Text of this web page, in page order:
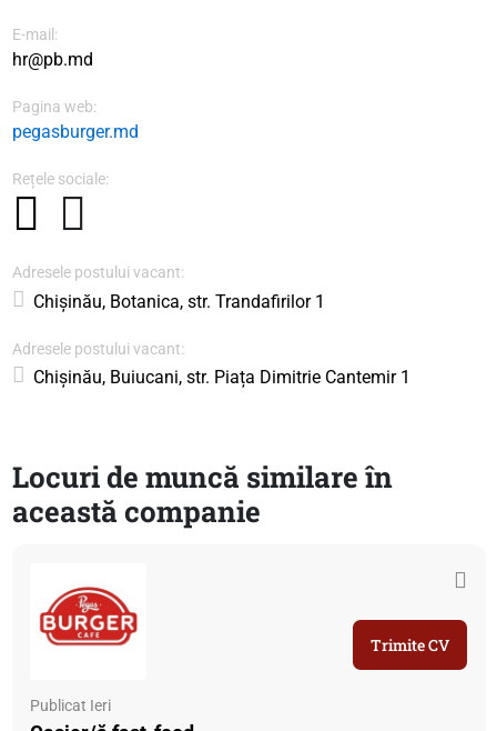
E-mail:
hr@pb.md
Pagina web:
pegasburger.md
Rețele sociale:
Adresele postului vacant:
Chișinău, Botanica, str. Trandafirilor 1
Adresele postului vacant:
Chișinău, Buiucani, str. Piața Dimitrie Cantemir 1
Locuri de muncă similare în
această companie
Publicat Ieri
Trimite CV